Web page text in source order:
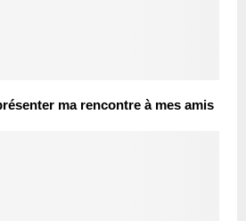
ma rencontre à mes amis